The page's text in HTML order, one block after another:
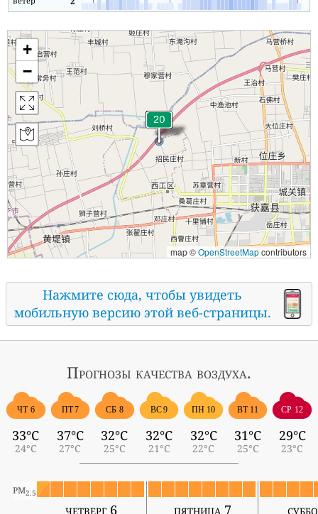
+
−
map ©OpenStreetMapcontributors
Нажмите сюда, чтобы увидеть
мобильную версию этой веб-страницы.
Прогнозы качества воздуха.
ЧТ 6
33°C
24°C
ПТ 7
37°C
27°C
СБ 8
32°C
25°C
ВС 9
32°C
21°C
ПН 10
32°C
22°C
ВТ 11
31°C
25°C
СР 12
29°C
23°C
PM2.5
четверг 6 пятница 7